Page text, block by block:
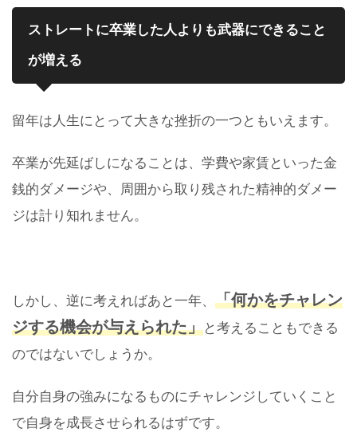
ストレートに卒業した人よりも武器にできること
が増える
留年は人生にとって大きな挫折の一つともいえます。
卒業が先延ばしになることは、学費や家賃といった金
銭的ダメージや、周囲から取り残された精神的ダメー
ジは計り知れません。
しかし、逆に考えればあと一年、 「何かをチャレン
ジする機会が与えられた」と考えることもできる
のではないでしょうか。
自分自身の強みになるものにチャレンジしていくこと
で自身を成長させられるはずです。